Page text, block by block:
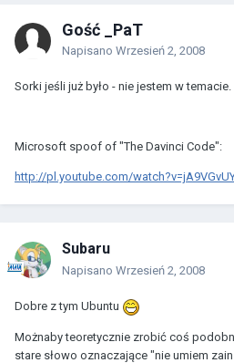
Gość _PaT
Napisano Wrzesień 2, 2008
Sorki jeśli już było - nie jestem w temacie.
Microsoft spoof of "The Davinci Code":
http://pl.youtube.com/
Subaru
Napisano Wrzesień 2, 2008
Dobre z tym Ubuntu
Możnaby teoretycznie zrobić coś
stare słowo oznaczające "nie umiem